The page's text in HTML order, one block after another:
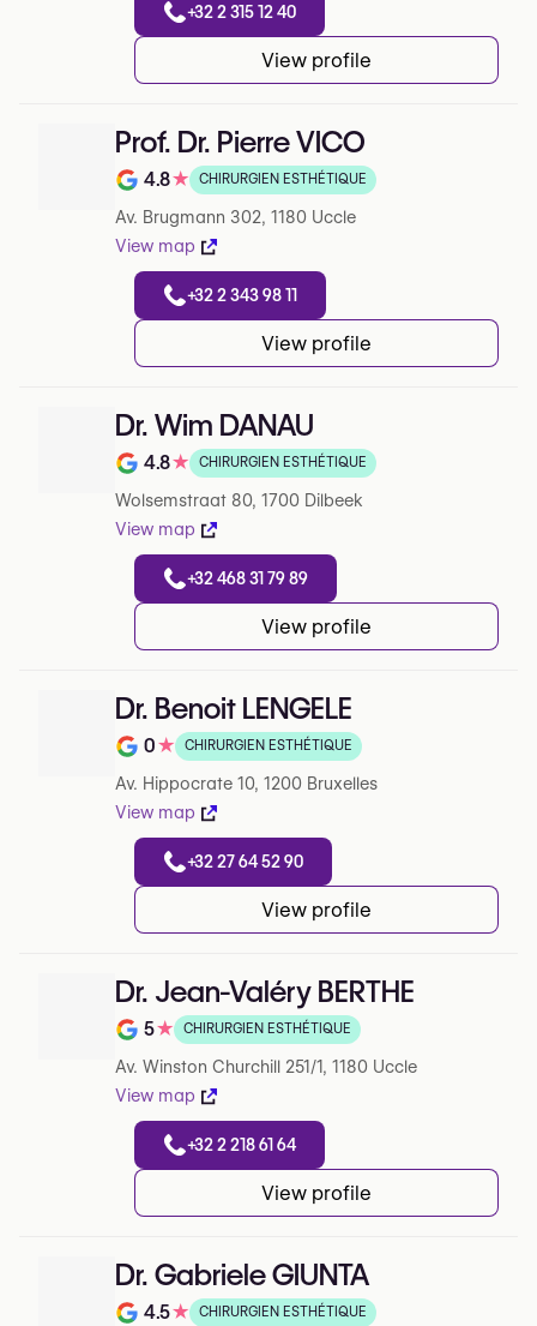
+32 2 315 12 40
View profile
Prof. Dr. Pierre VICO
Note de 4.8 sur 5 sur Google
4.8★ CHIRURGIEN ESTHÉTIQUE
Av. Brugmann 302, 1180 Uccle
View map
+32 2 343 98 11
View profile
Dr. Wim DANAU
Note de 4.8 sur 5 sur Google
4.8★ CHIRURGIEN ESTHÉTIQUE
Wolsemstraat 80, 1700 Dilbeek
View map
+32 468 31 79 89
View profile
Dr. Benoit LENGELE
Note de 0 sur 5 sur Google
0★ CHIRURGIEN ESTHÉTIQUE
Av. Hippocrate 10, 1200 Bruxelles
View map
+32 27 64 52 90
View profile
Dr. Jean-Valéry BERTHE
Note de 5 sur 5 sur Google
5★ CHIRURGIEN ESTHÉTIQUE
Av. Winston Churchill 251/1, 1180 Uccle
View map
+32 2 218 61 64
View profile
Dr. Gabriele GIUNTA
4.5★ CHIRURGIEN ESTHÉTIQUE